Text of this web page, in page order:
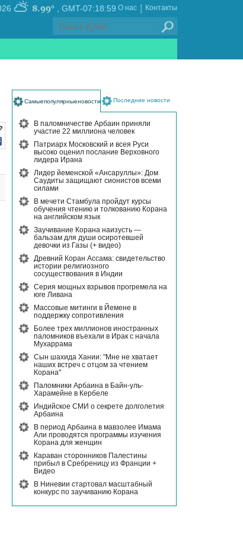
GMT-07:18:59
8.99° Контакты
|
О нас
Самыепопулярныеновости Последние новости
В паломничестве Арбаин приняли
участие 22 миллиона человек
Патриарх Московский и всея Руси
высоко оценил послание Верховного
лидера Ирана
Лидер йеменской «Ансаруллы»: Дом
Саудиты защищают сионистов всеми
силами
В мечети Стамбула пройдут курсы
обучения чтению и толкованию Корана
на английском язык
Заучивание Корана наизусть —
бальзам для души осиротевшей
девочки из Газы (+ видео)
Древний Коран Ассама: свидетельство
истории религиозного
сосуществования в Индии
Серия мощных взрывов прогремела на
юге Ливана
Массовые митинги в Йемене в
поддержку сопротивления
Более трех миллионов иностранных
паломников въехали в Ирак с начала
Мухаррама
Сын шахида Хании: "Мне не хватает
наших встреч с отцом за чтением
Корана"
Паломники Арбаина в Байн-уль-
Харамейне в Кербеле
Индийское СМИ о секрете долголетия
Арбаина
В период Арбаина в мавзолее Имама
Али проводятся программы изучения
Корана для женщин
Караван сторонников Палестины
прибыл в Сребреницу из Франции +
Видео
В Ниневии стартовал масштабный
конкурс по заучиванию Корана